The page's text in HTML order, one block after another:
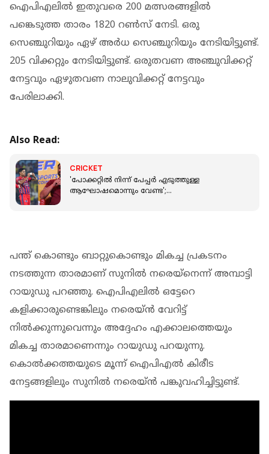
ഐപിഎലില്‍ ഇതുവരെ 200 മത്സരങ്ങളില്‍
പങ്കെടുത്ത താരം 1820 റണ്‍സ് നേടി. ഒരു
സെഞ്ചുറിയും ഏഴ് അര്‍ധ സെഞ്ചുറിയും നേടിയിട്ടുണ്ട്.
205 വിക്കറ്റും നേടിയിട്ടുണ്ട്. ഒരുതവണ അഞ്ചുവിക്കറ്റ്
നേട്ടവും ഏഴുതവണ നാലുവിക്കറ്റ് നേട്ടവും
പേരിലാക്കി.
Also Read:
CRICKET
'പോക്കറ്റിൽ നിന്ന് പേപ്പർ എടുത്തുള്ള
ആഘോഷമൊന്നും വേണ്ട';
പന്ത് കൊണ്ടും ബാറ്റുകൊണ്ടും മികച്ച പ്രകടനം
നടത്തുന്ന താരമാണ് സുനില്‍ നരെയ്‌നെന്ന് അമ്പാട്ടി
റായുഡു പറഞ്ഞു. ഐപിഎലില്‍ ഒട്ടേറെ
കളിക്കാരുണ്ടെങ്കിലും നരെയ്ന്‍ വേറിട്ട്
നില്‍ക്കുന്നുവെന്നും അദ്ദേഹം എക്കാലത്തെയും
മികച്ച താരമാണെന്നും റായുഡു പറയുന്നു.
കൊല്‍ക്കത്തയുടെ മൂന്ന് ഐപിഎല്‍ കിരീട
നേട്ടങ്ങളിലും സുനില്‍ നരെയ്ന്‍ പങ്കുവഹിച്ചിട്ടുണ്ട്.